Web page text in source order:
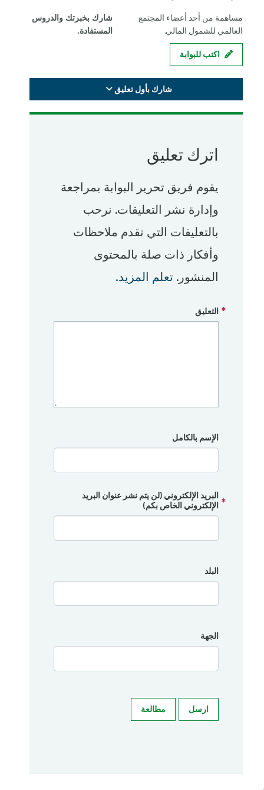
مساهمة من أحد أعضاء المجتمع
العالمي للشمول المالي.
شارك بخبرتك والدروس
المستفادة.
اكتب للبوابة
شارك بأول تعليق
اترك تعليق
يقوم فريق تحرير البوابة بمراجعة
وإدارة نشر التعليقات. نرحب
بالتعليقات التي تقدم ملاحظات
وأفكار ذات صلة بالمحتوى
المنشور.تعلم المزيد.
التعليق
الإسم بالكامل
البريد الإلكتروني (لن يتم نشر عنوان البريد
الإلكتروني الخاص بكم)
البلد
الجهة
ارسل مطالعة